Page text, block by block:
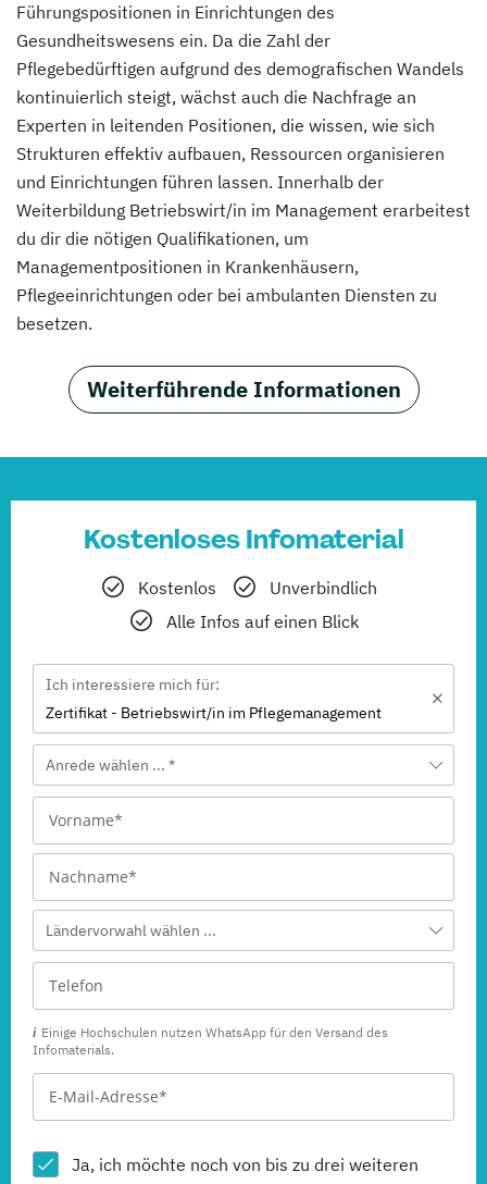
Führungspositionen in Einrichtungen des
Gesundheitswesens ein. Da die Zahl der
Pflegebedürftigen aufgrund des demografischen Wandels
kontinuierlich steigt, wächst auch die Nachfrage an
Experten in leitenden Positionen, die wissen, wie sich
Strukturen effektiv aufbauen, Ressourcen organisieren
und Einrichtungen führen lassen. Innerhalb der
Weiterbildung Betriebswirt/in im Management erarbeitest
du dir die nötigen Qualifikationen, um
Managementpositionen in Krankenhäusern,
Pflegeeinrichtungen oder bei ambulanten Diensten zu
besetzen.
Weiterführende Informationen
Kostenloses Infomaterial
Kostenlos
Unverbindlich
Alle Infos auf einen Blick
Ich interessiere mich für:
Zertifikat - Betriebswirt/in im Pflegemanagement
Anrede wählen ... *
Ländervorwahl wählen ...
Einige Hochschulen nutzen WhatsApp für den Versand des
Infomaterials.
Ja, ich möchte noch von bis zu drei weiteren